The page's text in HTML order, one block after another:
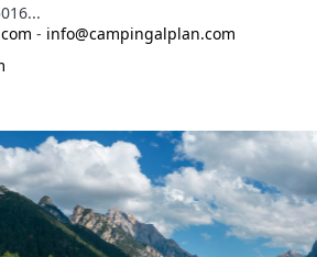
- info@campingalplan.com